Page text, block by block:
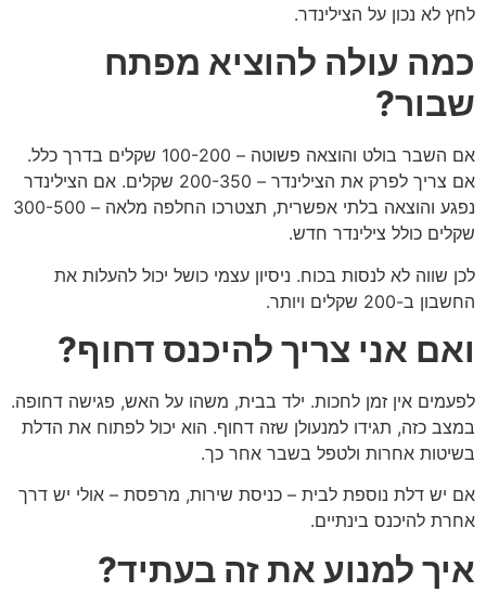
לחץ לא נכון על הצילינדר.
כמה עולה להוציא מפתח
שבור?
אם השבר בולט והוצאה פשוטה – 100-200 שקלים בדרך כלל.
אם צריך לפרק את הצילינדר – 200-350 שקלים. אם הצילינדר
נפגע והוצאה בלתי אפשרית, תצטרכו החלפה מלאה – 300-500
שקלים כולל צילינדר חדש.
לכן שווה לא לנסות בכוח. ניסיון עצמי כושל יכול להעלות את
החשבון ב-200 שקלים ויותר.
ואם אני צריך להיכנס דחוף?
לפעמים אין זמן לחכות. ילד בבית, משהו על האש, פגישה דחופה.
במצב כזה, תגידו למנעולן שזה דחוף. הוא יכול לפתוח את הדלת
בשיטות אחרות ולטפל בשבר אחר כך.
אם יש דלת נוספת לבית – כניסת שירות, מרפסת – אולי יש דרך
אחרת להיכנס בינתיים.
איך למנוע את זה בעתיד?